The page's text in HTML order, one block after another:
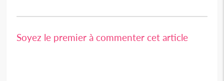
Soyez le premier à commenter cet article